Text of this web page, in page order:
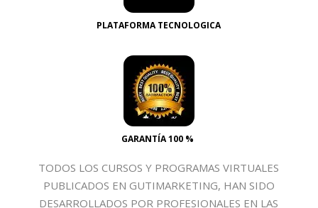
PLATAFORMA TECNOLOGICA
GARANTÍA 100 %
TODOS LOS CURSOS Y PROGRAMAS VIRTUALES
PUBLICADOS EN GUTIMARKETING, HAN SIDO
DESARROLLADOS POR PROFESIONALES EN LAS